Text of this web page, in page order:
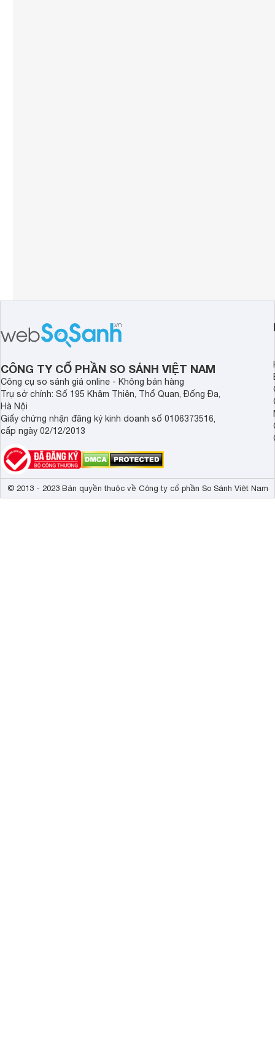
CÔNG TY CỔ PHẦN SO SÁNH VIỆT NAM
Công cụ so sánh giá online - Không bán hàng
Trụ sở chính: Số 195 Khâm Thiên, Thổ Quan, Đống Đa,
Hà Nội
Giấy chứng nhận đăng ký kinh doanh số 0106373516,
cấp ngày 02/12/2013
© 2013 - 2023 Bản quyền thuộc về Công ty cổ phần So Sánh Việt Nam